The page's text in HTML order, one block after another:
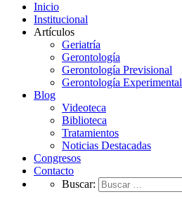
Inicio
Institucional
Artículos
Geriatría
Gerontología
Gerontología Previsional
Gerontología Experimental
Blog
Videoteca
Biblioteca
Tratamientos
Noticias Destacadas
Congresos
Contacto
Buscar: